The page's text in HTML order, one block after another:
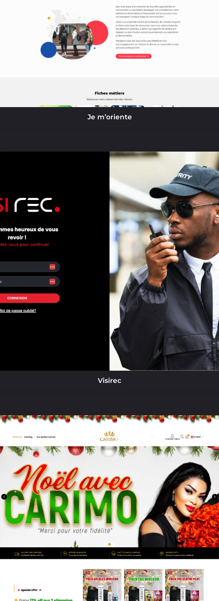
Je m’oriente
Visirec